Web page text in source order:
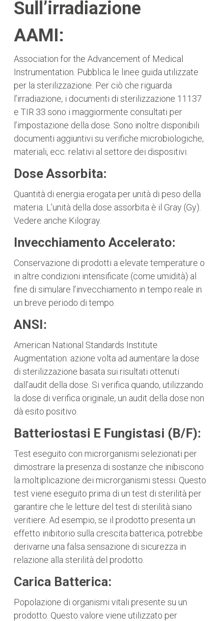
Sull’irradiazione
AAMI:
Association for the Advancement of Medical
Instrumentation. Pubblica le linee guida utilizzate
per la sterilizzazione. Per ciò che riguarda
l’irradiazione, i documenti di sterilizzazione 11137
e TIR 33 sono i maggiormente consultati per
l’impostazione della dose. Sono inoltre disponibili
documenti aggiuntivi su verifiche microbiologiche,
materiali, ecc. relativi al settore dei dispositivi.
Dose Assorbita:
Quantità di energia erogata per unità di peso della
materia. L’unità della dose assorbita è il Gray (Gy).
Vedere anche Kilogray.
Invecchiamento Accelerato:
Conservazione di prodotti a elevate temperature o
in altre condizioni intensificate (come umidità) al
fine di simulare l’invecchiamento in tempo reale in
un breve periodo di tempo.
ANSI:
American National Standards Institute
Augmentation: azione volta ad aumentare la dose
di sterilizzazione basata sui risultati ottenuti
dall’audit della dose. Si verifica quando, utilizzando
la dose di verifica originale, un audit della dose non
dà esito positivo.
Batteriostasi E Fungistasi (B/F):
Test eseguito con microrganismi selezionati per
dimostrare la presenza di sostanze che inibiscono
la moltiplicazione dei microrganismi stessi. Questo
test viene eseguito prima di un test di sterilità per
garantire che le letture del test di sterilità siano
veritiere. Ad esempio, se il prodotto presenta un
effetto inibitorio sulla crescita batterica, potrebbe
derivarne una falsa sensazione di sicurezza in
relazione alla sterilità del prodotto.
Carica Batterica:
Popolazione di organismi vitali presente su un
prodotto. Questo valore viene utilizzato per